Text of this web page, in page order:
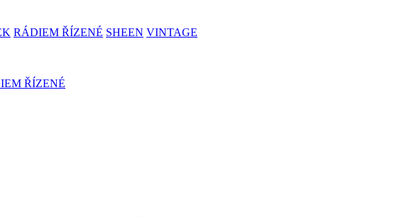
RÁDIEM ŘÍZENÉ SHEEN VINTAGE
ŘÍZENÉ